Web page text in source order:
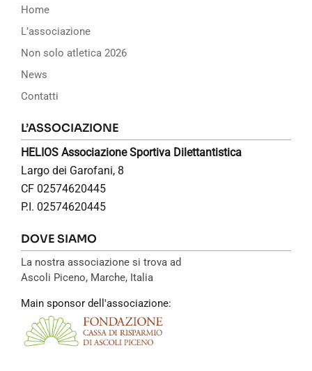
Home
L’associazione
Non solo atletica 2026
News
Contatti
L’ASSOCIAZIONE
HELIOS Associazione Sportiva Dilettantistica
Largo dei Garofani, 8
CF 02574620445
P.I. 02574620445
DOVE SIAMO
La nostra associazione si trova ad
Ascoli Piceno, Marche, Italia
Main sponsor dell'associazione: